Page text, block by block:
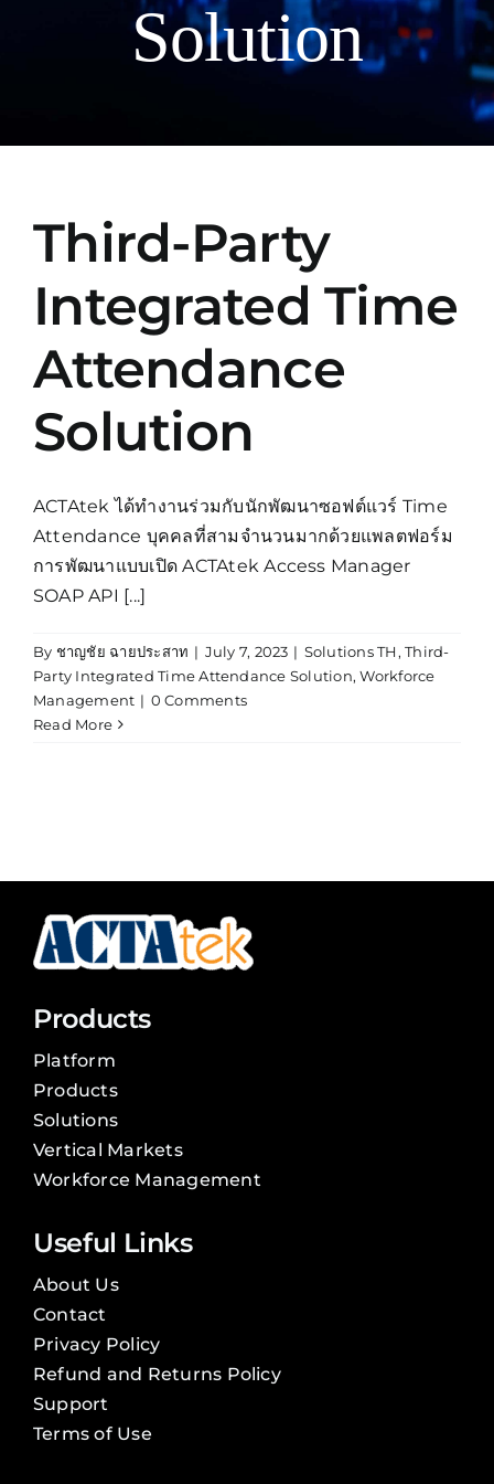
Solution
Third-Party
Integrated Time
Attendance
Solution
ACTAtek ได้ทำงานร่วมกับนักพัฒนาซอฟต์แวร์ Time
Attendance บุคคลที่สามจำนวนมากด้วยแพลตฟอร์ม
การพัฒนาแบบเปิด ACTAtek Access Manager
SOAP API [...]
By ชาญชัย ฉายประสาท | July 7, 2023 | Solutions TH ,Third-
Party Integrated Time Attendance Solution,Workforce
Management | 0 Comments
Read More
Products
Platform
Products
Solutions
Vertical Markets
Workforce Management
Useful Links
About Us
Contact
Privacy Policy
Refund and Returns Policy
Support
Terms of Use